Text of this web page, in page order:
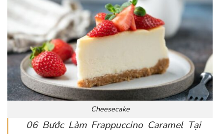
Cheesecake
06 Bước Làm Frappuccino Caramel Tại